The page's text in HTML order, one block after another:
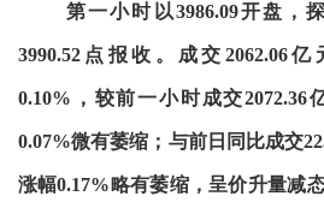
第一小时以3986.09开盘，
3990.52点报收。成交2062.06
0.10%，较前一小时成交2072.36
0.07%微有萎缩；与前日同比成交
涨幅0.17%略有萎缩，呈价升量减